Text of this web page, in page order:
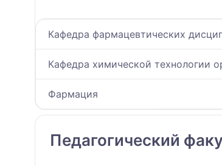
Кафедра фармацевтических
Кафедра химической технологии
Фармация
Педагогический